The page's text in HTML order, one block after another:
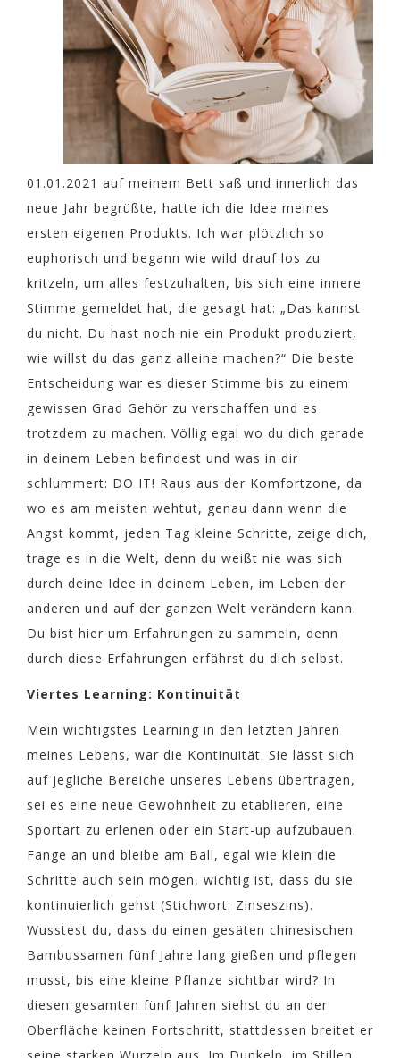
01.01.2021 auf meinem Bett saß und innerlich das
neue Jahr begrüßte, hatte ich die Idee meines
ersten eigenen Produkts. Ich war plötzlich so
euphorisch und begann wie wild drauf los zu
kritzeln, um alles festzuhalten, bis sich eine innere
Stimme gemeldet hat, die gesagt hat: „Das kannst
du nicht. Du hast noch nie ein Produkt produziert,
wie willst du das ganz alleine machen?“ Die beste
Entscheidung war es dieser Stimme bis zu einem
gewissen Grad Gehör zu verschaffen und es
trotzdem zu machen. Völlig egal wo du dich gerade
in deinem Leben befindest und was in dir
schlummert: DO IT! Raus aus der Komfortzone, da
wo es am meisten wehtut, genau dann wenn die
Angst kommt, jeden Tag kleine Schritte, zeige dich,
trage es in die Welt, denn du weißt nie was sich
durch deine Idee in deinem Leben, im Leben der
anderen und auf der ganzen Welt verändern kann.
Du bist hier um Erfahrungen zu sammeln, denn
durch diese Erfahrungen erfährst du dich selbst.
Viertes Learning: Kontinuität
Mein wichtigstes Learning in den letzten Jahren
meines Lebens, war die Kontinuität. Sie lässt sich
auf jegliche Bereiche unseres Lebens übertragen,
sei es eine neue Gewohnheit zu etablieren, eine
Sportart zu erlenen oder ein Start-up aufzubauen.
Fange an und bleibe am Ball, egal wie klein die
Schritte auch sein mögen, wichtig ist, dass du sie
kontinuierlich gehst (Stichwort: Zinseszins).
Wusstest du, dass du einen gesäten chinesischen
Bambussamen fünf Jahre lang gießen und pflegen
musst, bis eine kleine Pflanze sichtbar wird? In
diesen gesamten fünf Jahren siehst du an der
Oberfläche keinen Fortschritt, stattdessen breitet er
seine starken Wurzeln aus. Im Dunkeln, im Stillen